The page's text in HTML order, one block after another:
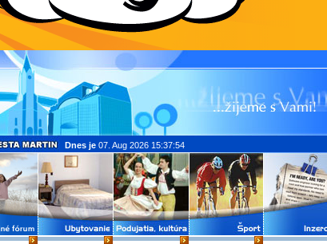
Dnes je 07. Aug 2026 15:37:54